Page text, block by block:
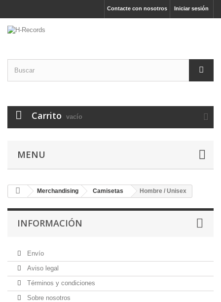
Iniciar sesión
Contacte con nosotros
Carrito vacío
MENU
Merchandising Camisetas Hombre / Unisex
INFORMACIÓN
Envío
Aviso legal
Términos y condiciones
Sobre nosotros